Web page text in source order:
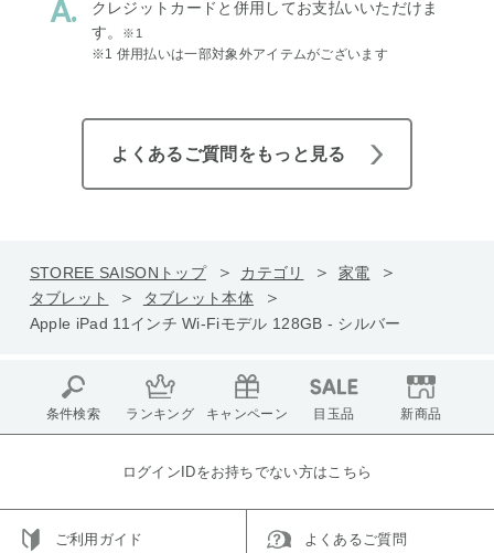
クレジットカードと併用してお支払いいただけま
す。
※1
※1 併用払いは一部対象外アイテムがございます
よくあるご質問をもっと見る
STOREE SAISONトップ カテゴリ
家電
タブレット
タブレット本体
Apple iPad 11インチ Wi-Fiモデル 128GB - シルバー
条件検索 ランキング キャンペーン 目玉品 新商品
ログインIDをお持ちでない方はこちら
ご利用ガイド よくあるご質問